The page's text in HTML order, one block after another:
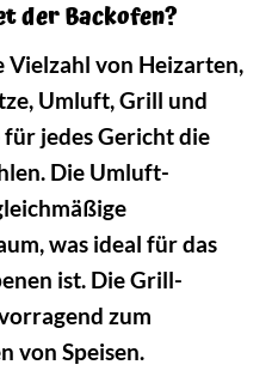
der Backofen?
Vielzahl von Heizarten,
Umluft, Grill und
für jedes Gericht die
Die Umluft-
was ideal für das
ist. Die Grill-
zum
von Speisen.